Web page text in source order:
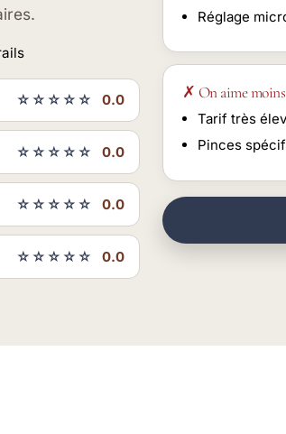
☆☆☆☆☆ 0.0
☆☆☆☆☆ 0.0
☆☆☆☆☆ 0.0
☆☆☆☆☆ 0.0
Réglage
✗ On aime moins
Tarif très
Pinces